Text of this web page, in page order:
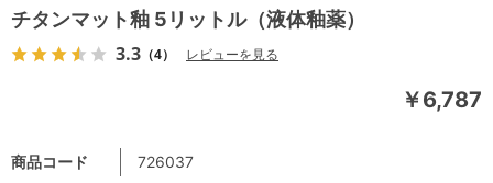
チタンマット釉 5リットル（液体釉薬）
3.3 （4） レビューを見る
￥6,787
商品コード 726037